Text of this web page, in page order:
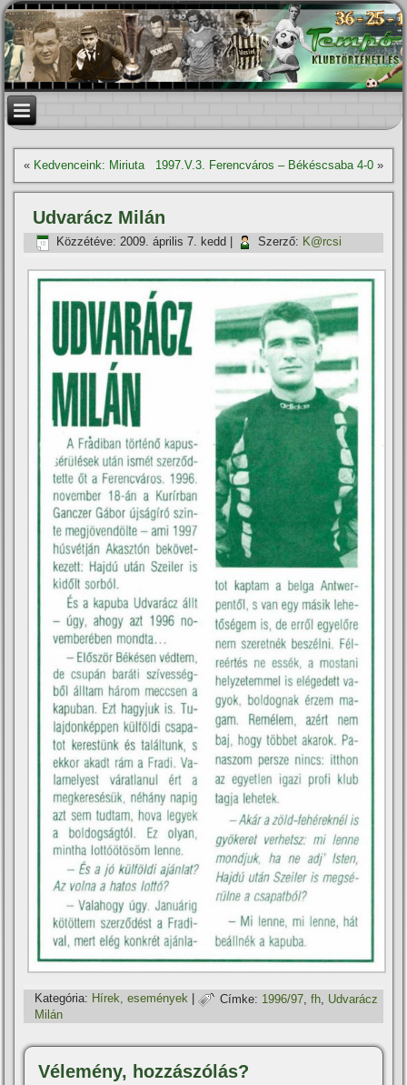
« Kedvenceink: Miriuta 1997.V.3. Ferencváros – Békéscsaba 4-0»
Udvarácz Milán
Közzétéve: 2009. április 7. kedd Szerző: K@rcsi
Kategória: Hí­rek, események | Címke: 1996/97 ,fh Udvarácz
Milán
Vélemény, hozzászólás?